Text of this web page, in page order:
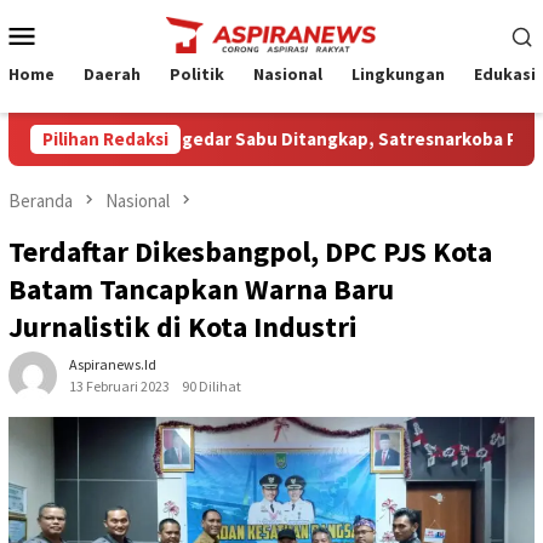
ke
Mobile
Home Daerah Politik Nasional Lingkungan Edukasi
Pilihan Redaksi
Terduga Pengedar Sabu Ditangkap, Satresnarkoba Polres
Beranda Nasional
Terdaftar Dikesbangpol, DPC PJS Kota
Batam Tancapkan Warna Baru
Jurnalistik di Kota Industri
Aspiranews.id
13 Februari 2023
90 Dilihat